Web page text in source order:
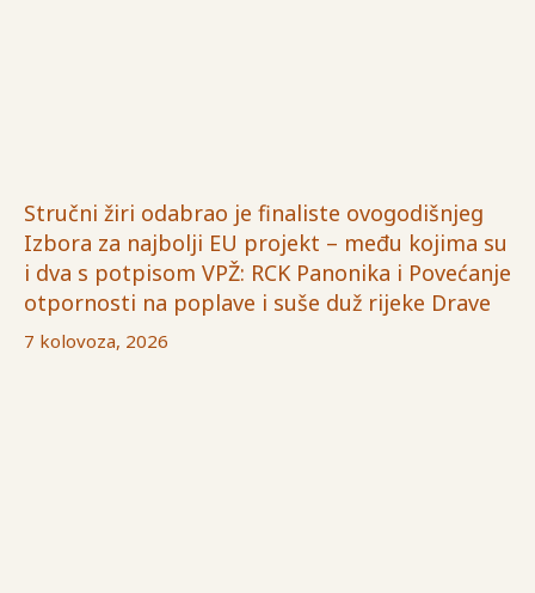
Stručni žiri odabrao je finaliste ovogodišnjeg
Izbora za najbolji EU projekt – među kojima su
i dva s potpisom VPŽ: RCK Panonika i Povećanje
otpornosti na poplave i suše duž rijeke Drave
7 kolovoza, 2026